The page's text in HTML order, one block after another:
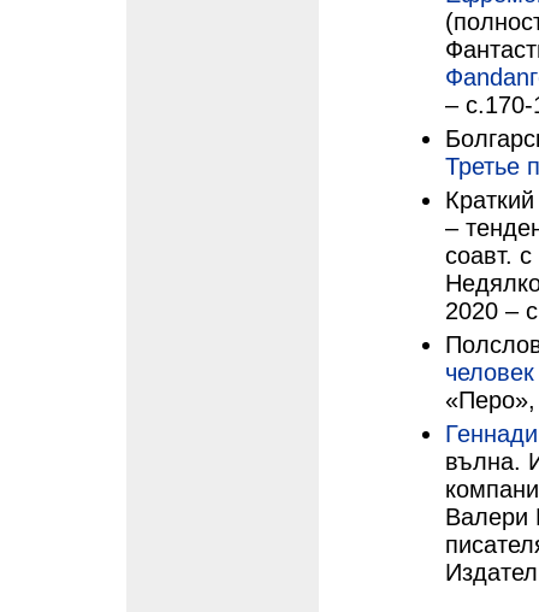
– с.170-
Третье
–
соавт.
2020 –
вълна.
Валери